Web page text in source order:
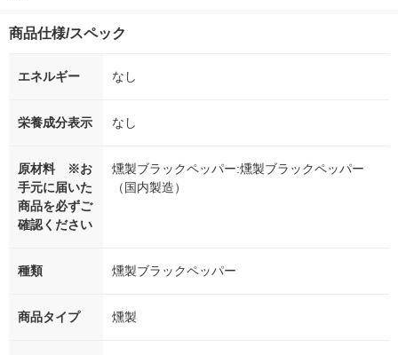
商品仕様/スペック
エネルギー なし
栄養成分表示 なし
原材料 ※お
手元に届いた
商品を必ずご
確認ください
燻製ブラックペッパー:燻製ブラックペッパー
（国内製造）
種類 燻製ブラックペッパー
商品タイプ 燻製